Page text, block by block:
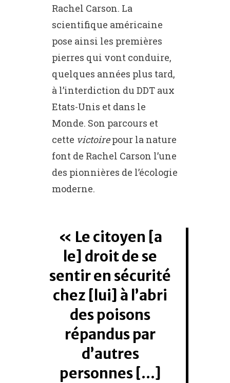
Rachel Carson. La
scientifique américaine
pose ainsi les premières
pierres qui vont conduire,
quelques années plus tard,
à l’interdiction du DDT aux
Etats-Unis et dans le
Monde. Son parcours et
cette victoirepour la nature
font de Rachel Carson l’une
des pionnières de l’écologie
moderne.
Le citoyen [a
le] droit de se
sentir en sécurité
chez [lui] à l’abri
des poisons
répandus par
d’autres
personnes […]